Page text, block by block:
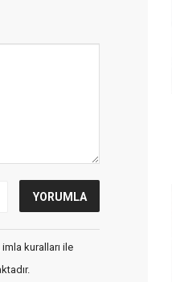
kuralları ile